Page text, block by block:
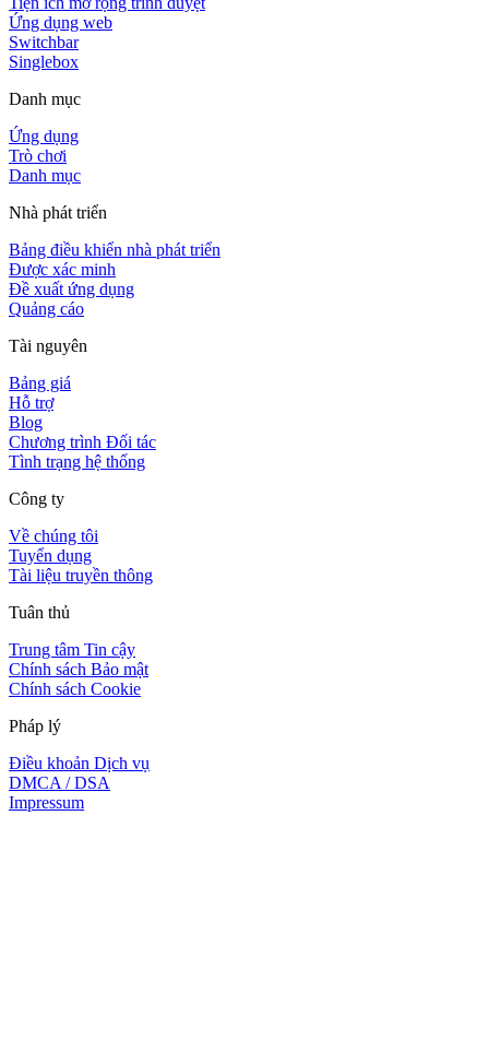
Ứng dụng web
Switchbar
Singlebox
Danh mục
Ứng dụng
Trò chơi
Danh mục
Nhà phát triển
Bảng điều khiển nhà phát triển
Được xác minh
Đề xuất ứng dụng
Quảng cáo
Tài nguyên
Bảng giá
Hỗ trợ
Blog
Chương trình Đối tác
Tình trạng hệ thống
Công ty
Về chúng tôi
Tuyển dụng
Tài liệu truyền thông
Tuân thủ
Trung tâm Tin cậy
Chính sách Bảo mật
Chính sách Cookie
Pháp lý
Điều khoản Dịch vụ
DMCA / DSA
Impressum